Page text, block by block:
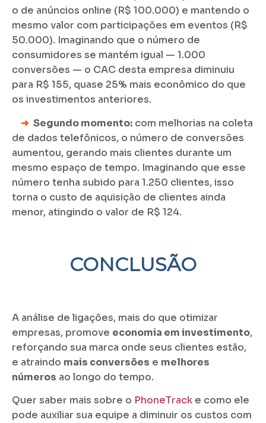
o de anúncios online (R$ 100.000) e mantendo o
mesmo valor com participações em eventos (R$
50.000). Imaginando que o número de
consumidores se mantém igual — 1.000
conversões — o CAC desta empresa diminuiu
para R$ 155, quase 25% mais econômico do que
os investimentos anteriores.
➜ Segundo momento: com melhorias na coleta
de dados telefônicos, o número de conversões
aumentou, gerando mais clientes durante um
mesmo espaço de tempo. Imaginando que esse
número tenha subido para 1.250 clientes, isso
torna o custo de aquisição de clientes ainda
menor, atingindo o valor de R$ 124.
CONCLUSÃO
A análise de ligações, mais do que otimizar
empresas, promove economia em investimento,
reforçando sua marca onde seus clientes estão,
e atraindo mais conversões e melhores
números ao longo do tempo.
Quer saber mais sobre o PhoneTrack e como ele
pode auxiliar sua equipe a diminuir os custos com